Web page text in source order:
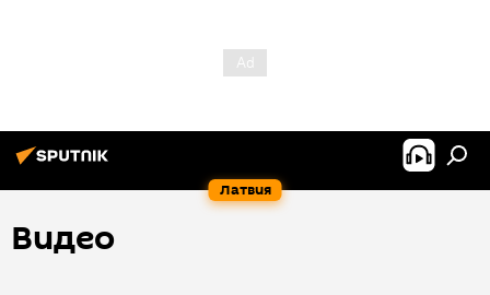
Латвия
Видео